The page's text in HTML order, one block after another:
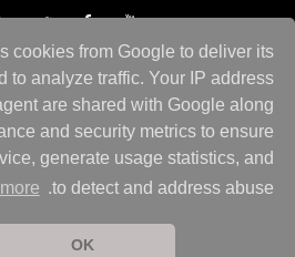
cookies from Google to deliver its
to analyze traffic. Your IP address
are shared with Google along
and security metrics to ensure
generate usage statistics, and
to detect and address abuse.
OK